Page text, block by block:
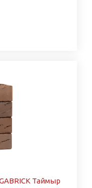
Таймыр